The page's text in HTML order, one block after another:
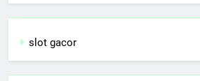
slot gacor